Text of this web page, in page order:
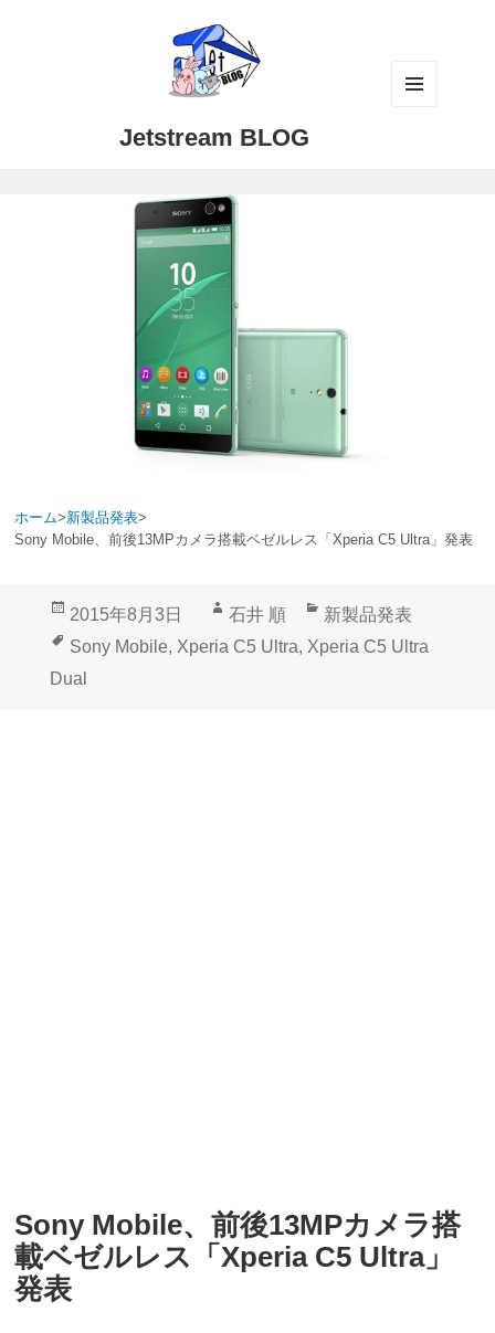
Jetstream BLOG
ホーム>新製品発表>
Sony Mobile、前後13MPカメラ搭載ベゼルレス「Xperia C5 Ultra」発表
投
稿
日:
2015年8月3日
作
成
石井 順
カ
テ
新製品発表
タ
グ
Sony Mobile, Xperia C5 Ultra, Xperia C5 Ultra
Dual
Sony Mobile、前後13MPカメラ搭
載ベゼルレス「Xperia C5 Ultra」
発表